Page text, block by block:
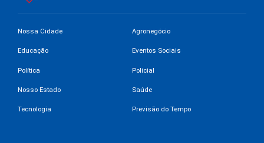
Nossa Cidade Agronegócio
Educação Eventos Sociais
Política Policial
Nosso Estado Saúde
Tecnologia Previsão do Tempo